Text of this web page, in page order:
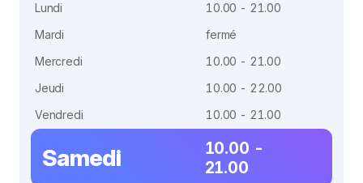
Lundi
10.00 - 21.00
Mardi
fermé
Mercredi
10.00 - 21.00
Jeudi
10.00 - 22.00
Vendredi
10.00 - 21.00
Samedi
10.00 -
21.00